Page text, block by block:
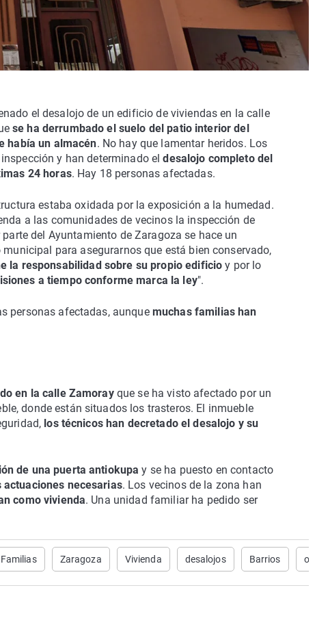
el desalojo de un edificio de viviendas en la calle
se ha derrumbado el suelo del patio interior del
había un almacén. No hay que lamentar heridos. Los
y han determinado eldesalojo completo del
24 horas. Hay 18 personas afectadas.
estaba oxidada por la exposición a la humedad.
a las comunidades de vecinos la inspección de
del Ayuntamiento de Zaragoza se hace un
para asegurarnos que está bien conservado,
la responsabilidad sobre su propio edificio y por lo
a tiempo conforme marca la ley".
personas afectadas, aunque muchas familias han
en la calle Zamorayque se ha visto afectado por un
donde están situados los trasteros. El inmueble
los técnicos han decretado el desalojo y su
de una puerta antiokupa y se ha puesto en contacto
necesarias. Los vecinos de la zona han
como vivienda. Una unidad familiar ha pedido ser
Familias Zaragoza Vivienda desalojos Barrios